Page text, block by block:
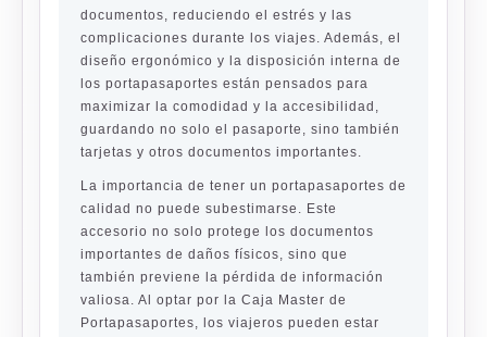
documentos, reduciendo el estrés y las
complicaciones durante los viajes. Además, el
diseño ergonómico y la disposición interna de
los portapasaportes están pensados para
maximizar la comodidad y la accesibilidad,
guardando no solo el pasaporte, sino también
tarjetas y otros documentos importantes.
La importancia de tener un portapasaportes de
calidad no puede subestimarse. Este
accesorio no solo protege los documentos
importantes de daños físicos, sino que
también previene la pérdida de información
valiosa. Al optar por la Caja Master de
Portapasaportes, los viajeros pueden estar